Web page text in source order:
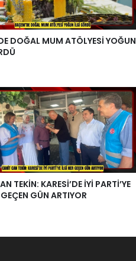
DOĞAL MUM ATÖLYESİ YOĞUN
TEKİN: KARESİ’DE İYİ PARTİ’YE
GÜN ARTIYOR